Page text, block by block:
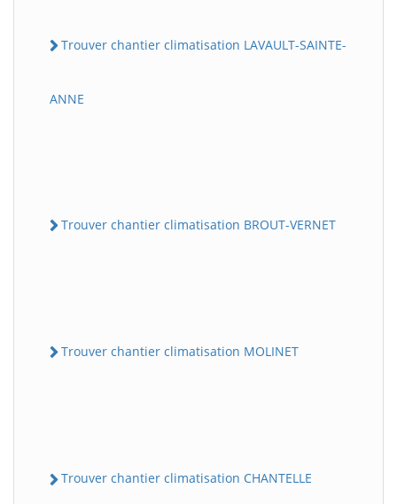
Trouver chantier climatisation LAVAULT-SAINTE-
ANNE
Trouver chantier climatisation BROUT-VERNET
Trouver chantier climatisation MOLINET
Trouver chantier climatisation CHANTELLE